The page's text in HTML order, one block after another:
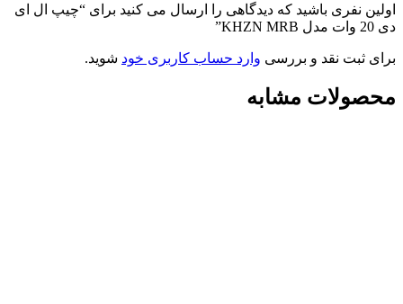
اولین نفری باشید که دیدگاهی را ارسال می کنید برای “چیپ ال ای
دی 20 وات مدل KHZN MRB”
برای ثبت نقد و بررسی وارد حساب کاربری خود شوید.
محصولات مشابه